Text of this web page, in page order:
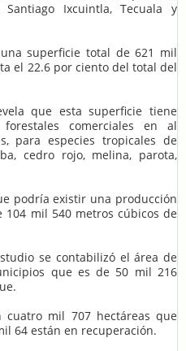
Santiago Ixcuintla, Tecuala y
superficie total de 621 mil
el 22.6 por ciento del total del
que esta superficie tiene
comerciales en al
para especies tropicales de
cedro rojo, melina, parota,
podría existir una producción
mil 540 metros cúbicos de
se contabilizó el área de
que es de 50 mil 216
cuatro mil 707 hectáreas que
64 están en recuperación.